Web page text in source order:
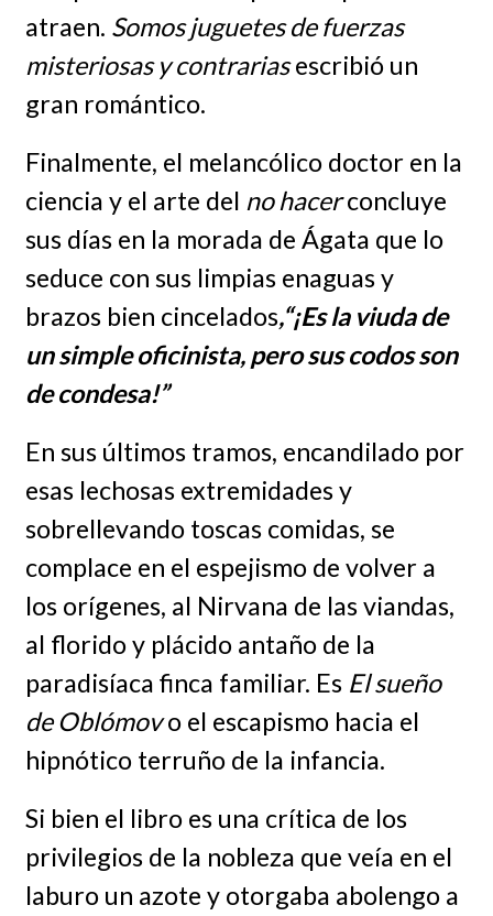
atraen. Somos juguetes de fuerzas
misteriosas y contrariasescribió un
gran romántico.
Finalmente, el melancólico doctor en la
ciencia y el arte del no hacerconcluye
sus días en la morada de Ágata que lo
seduce con sus limpias enaguas y
brazos bien cincelados,“¡Es la viuda de
un simple oficinista, pero sus codos son
de condesa!”
En sus últimos tramos, encandilado por
esas lechosas extremidades y
sobrellevando toscas comidas, se
complace en el espejismo de volver a
los orígenes, al Nirvana de las viandas,
al florido y plácido antaño de la
paradisíaca finca familiar. Es El sueño
de Oblómovo el escapismo hacia el
hipnótico terruño de la infancia.
Si bien el libro es una crítica de los
privilegios de la nobleza que veía en el
laburo un azote y otorgaba abolengo a